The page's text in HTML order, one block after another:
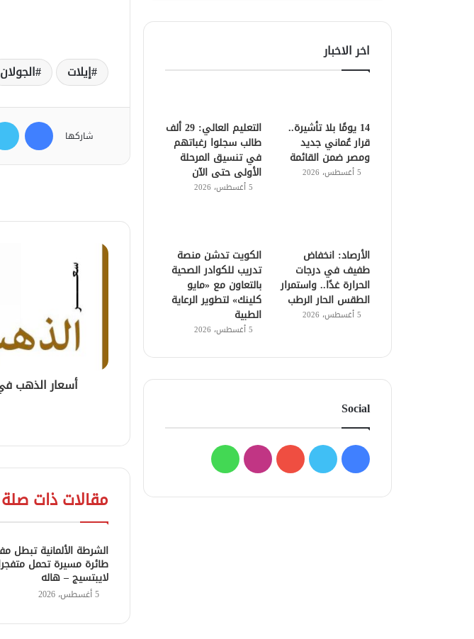
إيلات الجولان
شاركها
أسعار الذهب
مقالات ذات صلة
الشرطة الألمانية تبطل
طائرة مسيرة تحمل
لايبتسيج – هاله
5 أغسطس، 2026
اخر الاخبار
14 يومًا بلا تأشيرة..
قرار عُماني جديد
ومصر ضمن القائمة
5 أغسطس، 2026
التعليم العالي: 29 ألف
طالب سجلوا رغباتهم
في تنسيق المرحلة
الأولى حتى الآن
5 أغسطس، 2026
الأرصاد: انخفاض
طفيف في درجات
الحرارة غدًا.. واستمرار
الطقس الحار الرطب
5 أغسطس، 2026
الكويت تدشن منصة
تدريب للكوادر الصحية
بالتعاون مع «مايو
كلينك» لتطوير الرعاية
الطبية
5 أغسطس، 2026
Social
فيسبوك
تويتر يوتيوبانستقرامواتساب